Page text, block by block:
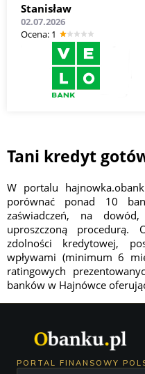
Stanisław
02.07.2026
Оcena: 1
Tani kredyt
W portalu
porównać ponad 10
zaświadczeń, na
uproszczoną
zdolności kredytowej,
wpływami (minimum 6
ratingowych
banków w Hajnówce
PORTAL FINANSOWY